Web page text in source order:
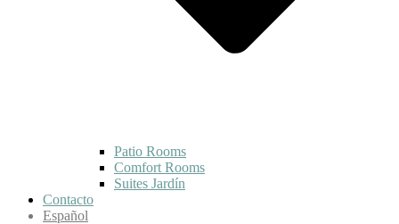
Patio Rooms
Comfort Rooms
Suites Jardín
Contacto
Español